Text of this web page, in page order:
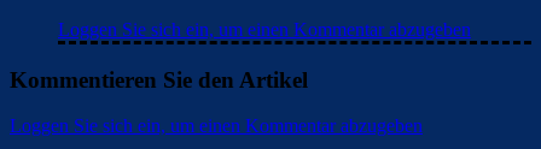
Loggen Sie sich ein, um einen Kommentar abzugeben
Kommentieren Sie den Artikel
Loggen Sie sich ein, um einen Kommentar abzugeben